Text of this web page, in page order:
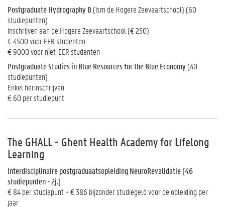
Postgraduate Hydrography B(ism de Hogere Zeevaartschool) (60
studiepunten)
inschrijven aan de Hogere Zeevaartschool (€ 250)
€ 4500 voor EER studenten
€ 9000 voor niet-EER studenten
Postgraduate Studies in Blue Resources for the Blue Economy(40
studiepunten)
Enkel herinschrijven
€ 60 per studiepunt
The GHALL - Ghent Health Academy for Lifelong
Learning
Interdisciplinaire postgraduaatsopleiding NeuroRevalidatie (46
studiepunten - 2j.)
€ 84 per studiepunt + € 386 bijzonder studiegeld voor de opleiding per
jaar